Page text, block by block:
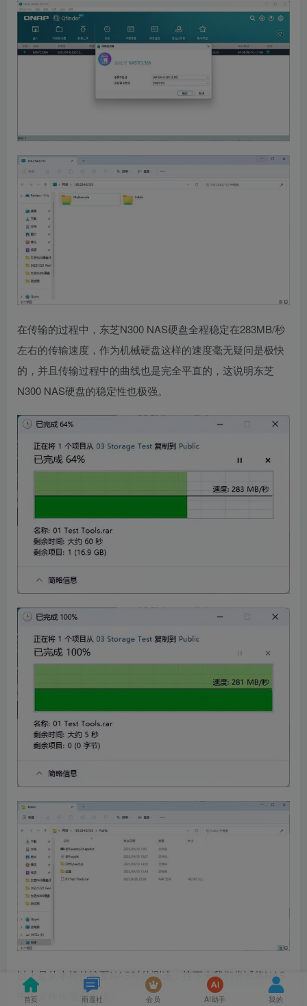
在传输的过程中，东芝N300 NAS硬盘全程稳定在283MB/秒
左右的传输速度，作为机械硬盘这样的速度毫无疑问是极快
的，并且传输过程中的曲线也是完全平直的，这说明东芝
N300 NAS硬盘的稳定性也极强。
以上是从本机传输至NAS时的测速，接下来我们尝试将NAS
中的文件传输至本机。
首页 雨遥社 会员 AI助手 我的